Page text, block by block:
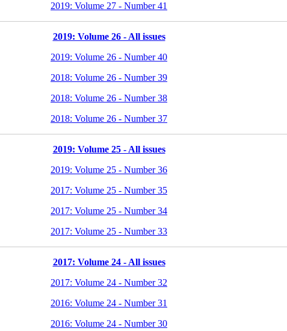
2019: Volume 27 - Number 41
2019: Volume 26 - All issues
2019: Volume 26 - Number 40
2018: Volume 26 - Number 39
2018: Volume 26 - Number 38
2018: Volume 26 - Number 37
2019: Volume 25 - All issues
2019: Volume 25 - Number 36
2017: Volume 25 - Number 35
2017: Volume 25 - Number 34
2017: Volume 25 - Number 33
2017: Volume 24 - All issues
2017: Volume 24 - Number 32
2016: Volume 24 - Number 31
2016: Volume 24 - Number 30